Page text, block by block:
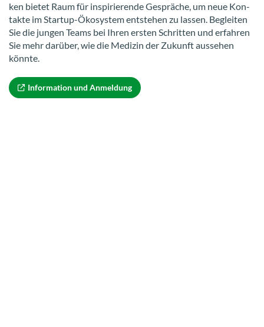
ken bie­tet Raum für in­spi­rie­ren­de Ge­sprä­che, um neue Kon­
tak­te im Startup-​Ökosystem ent­ste­hen zu las­sen. Be­glei­ten
Sie die jun­gen Teams bei Ihren ers­ten Schrit­ten und er­fah­ren
Sie mehr dar­über, wie die Me­di­zin der Zu­kunft aus­se­hen
könn­te.
In­for­ma­ti­on und An­mel­dung